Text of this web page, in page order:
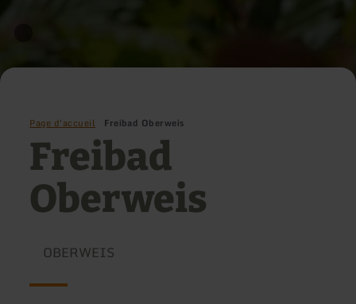
Page d'accueil Freibad Oberweis
Freibad
Oberweis
OBERWEIS